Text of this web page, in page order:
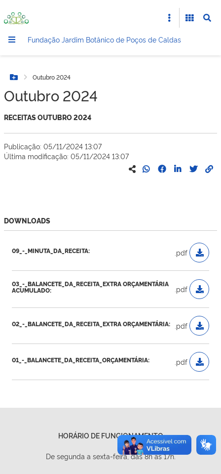
Fundação Jardim Botânico de Poços de Caldas
Botão Menu
Outubro 2024
Outubro 2024
RECEITAS OUTUBRO 2024
Publicação: 05/11/2024 13:07
Última modificação: 05/11/2024 13:07
DOWNLOADS
09_-_MINUTA_DA_RECEITA: .pdf
03_-_BALANCETE_DA_RECEITA_EXTRA ORÇAMENTÁRIA
ACUMULADO:
.pdf
02_-_BALANCETE_DA_RECEITA_EXTRA ORÇAMENTÁRIA: .pdf
01_-_BALANCETE_DA_RECEITA_ORÇAMENTÁRIA: .pdf
HORÁRIO DE FUNCIONAMENTO
De segunda a sexta-feira, das 8h às 17h.